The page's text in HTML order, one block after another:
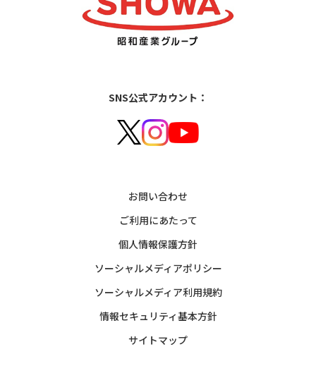
SNS公式アカウント：
お問い合わせ
ご利用にあたって
個人情報保護方針
ソーシャルメディアポリシー
ソーシャルメディア利用規約
情報セキュリティ基本方針
サイトマップ